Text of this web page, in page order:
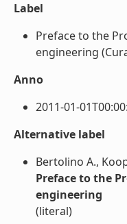
Label
Preface to the
engineering
Anno
2011-01-
Alternative label
Bertolino A.,
Preface to the
engineering
(literal)